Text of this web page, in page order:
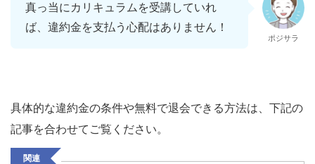
真っ当にカリキュラムを受講していれ
ば、違約金を支払う心配はありません！
ポジサラ
具体的な違約金の条件や無料で退会できる方法は、下記の
記事を合わせてご覧ください。
関連